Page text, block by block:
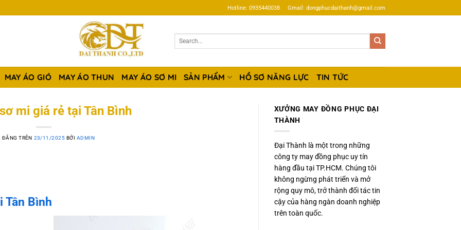
Hotline: 0935440038 Gmail: dongphucdaithanh@gmail.com
MAY ÁO GIÓ MAY ÁO THUN MAY ÁO SƠ MI SẢN PHẨM HỒ SƠ NĂNG LỰC TIN TỨC
mi giá rẻ tại Tân Bình
ĐĂNG TRÊN 23/11/2025 BỞI ADMIN
Tân Bình
XƯỞNG MAY ĐỒNG PHỤC ĐẠI
THÀNH
Đại Thành là một trong những
công ty may đồng phục uy tín
hàng đầu tại TP.HCM. Chúng tôi
không ngừng phát triển và mở
rộng quy mô, trở thành đối tác tin
cậy của hàng ngàn doanh nghiệp
trên toàn quốc.